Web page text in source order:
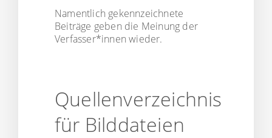
Namentlich gekennzeichnete
Beiträge geben die Meinung der
Verfasser*innen wieder.
Quellenverzeichnis
für Bilddateien